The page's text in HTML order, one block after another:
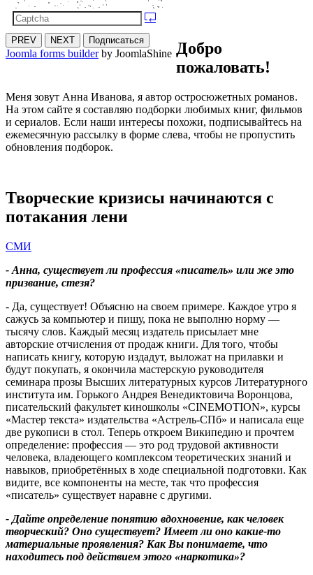
PREV NEXT Подписаться
Joomla forms builderby JoomlaShine Добро
пожаловать!
Меня зовут Анна Иванова, я автор остросюжетных романов.
На этом сайте я составляю подборки любимых книг, фильмов
и сериалов. Если наши интересы похожи, подписывайтесь на
ежемесячную рассылку в форме слева, чтобы не пропустить
обновления подборок.
Творческие кризисы начинаются с
потакания лени
СМИ
- Анна, существует ли профессия «писатель» или же это
призвание, стезя?
- Да, существует! Объясню на своем примере. Каждое утро я
сажусь за компьютер и пишу, пока не выполню норму —
тысячу слов. Каждый месяц издатель присылает мне
авторские отчисления от продаж книги. Для того, чтобы
написать книгу, которую издадут, выложат на прилавки и
будут покупать, я окончила мастерскую руководителя
семинара прозы Высших литературных курсов Литературного
института им. Горького Андрея Венедиктовича Воронцова,
писательский факультет киношколы «CINEMOTION», курсы
«Мастер текста» издательства «Астрель-СПб» и написала еще
две рукописи в стол. Теперь откроем Википедию и прочтем
определение: профессия — это род трудовой активности
человека, владеющего комплексом теоретических знаний и
навыков, приобретённых в ходе специальной подготовки. Как
видите, все компоненты на месте, так что профессия
«писатель» существует наравне с другими.
- Дайте определение понятию вдохновение, как человек
творческий? Оно существует? Имеет ли оно какие-то
материальные проявления? Как Вы понимаете, что
находитесь под действием этого «наркотика»?